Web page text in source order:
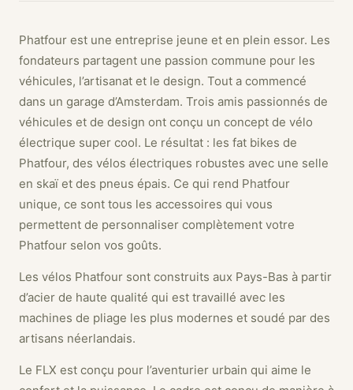
Phatfour est une entreprise jeune et en plein essor. Les
fondateurs partagent une passion commune pour les
véhicules, l’artisanat et le design. Tout a commencé
dans un garage d’Amsterdam. Trois amis passionnés de
véhicules et de design ont conçu un concept de vélo
électrique super cool. Le résultat : les fat bikes de
Phatfour, des vélos électriques robustes avec une selle
en skaï et des pneus épais. Ce qui rend Phatfour
unique, ce sont tous les accessoires qui vous
permettent de personnaliser complètement votre
Phatfour selon vos goûts.
Les vélos Phatfour sont construits aux Pays-Bas à partir
d’acier de haute qualité qui est travaillé avec les
machines de pliage les plus modernes et soudé par des
artisans néerlandais.
Le FLX est conçu pour l’aventurier urbain qui aime le